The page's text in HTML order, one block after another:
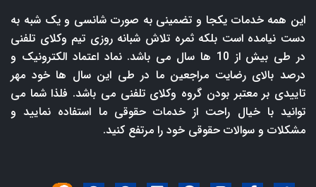
این همه خدمات یکجا و تضمینی به صورت شانسی و یک شبه به
دست نیامده است بلکه ثمره تلاش شبانه روزی تیم وکلای تلفنی
در طی بیش از 10 ها سال می باشد. نماد اعتماد الکترونیک و
درصد بالای رضایت مراجعین ما در طی این سال ها خود مهر
تاییدی بر معتبر بودن گروه وکلای تلفنی می باشد. فلذا شما می
توانید با خیال راحت از خدمات حقوقی ما استفاده نمایید و
مشکلات و سوالات حقوقی خود را مرتفع کنید.